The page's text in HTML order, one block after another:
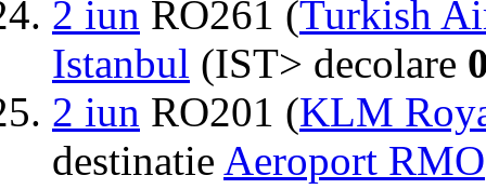
2 iun RO261 (Turkish
Istanbul (IST> decolare
2 iun RO201 (KLM
destinatie Aeroport RMO